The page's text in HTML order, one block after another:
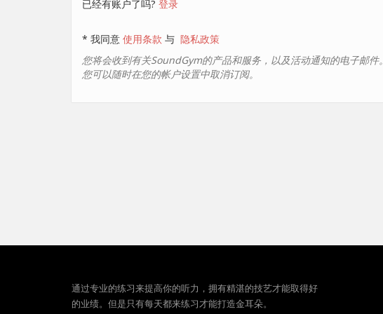
已经有账户了吗? 登录
* 我同意 使用条款 与 隐私政策
您将会收到有关SoundGym的产品和服务，以及活动通知的电子邮件。
您可以随时在您的帐户设置中取消订阅。
通过专业的练习来提高你的听力，拥有精湛的技艺才能取得好
的业绩。但是只有每天都来练习才能打造金耳朵。